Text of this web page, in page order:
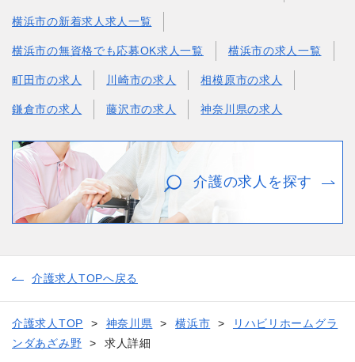
横浜市の新着求人求人一覧
横浜市の無資格でも応募OK求人一覧 横浜市の求人一覧
町田市の求人 川崎市の求人 相模原市の求人
鎌倉市の求人 藤沢市の求人 神奈川県の求人
介護の求人を探す
介護求人TOPへ戻る
介護求人TOP 神奈川県 横浜市
リハビリホームグラ
ンダあざみ野
求人詳細